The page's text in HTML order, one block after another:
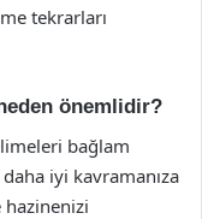
tekrarları
önemlidir?
bağlam
iyi kavramanıza
hazinenizi